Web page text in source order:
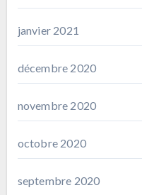
janvier 2021
décembre 2020
novembre 2020
octobre 2020
septembre 2020